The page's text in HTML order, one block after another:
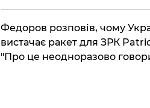
​Федоров розповів, чому
вистачає ракет для ЗРК
"Про це неодноразово